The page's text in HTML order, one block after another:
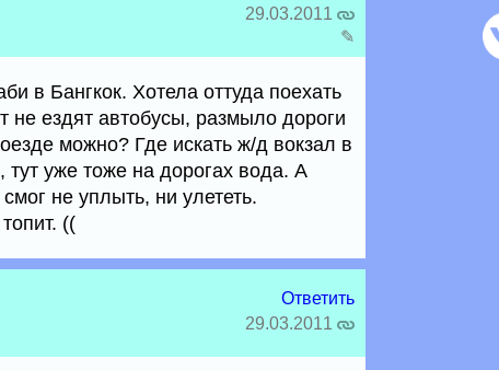
29.03.2011
✎
в Бангкок. Хотела оттуда поехать
ездят автобусы, размыло дороги
можно? Где искать ж/д вокзал в
тут уже тоже на дорогах вода. А
не уплыть, ни улететь.
((
Ответить
29.03.2011